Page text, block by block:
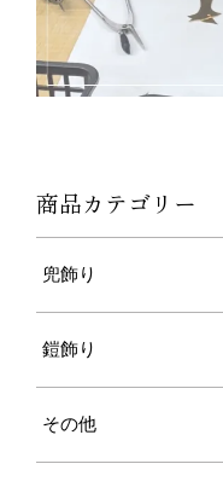
商品カテゴリー
兜飾り
鎧飾り
その他